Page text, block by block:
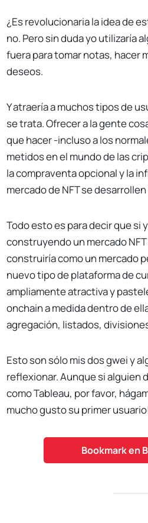
¿Es revolucionaria la idea de
no. Pero sin duda yo utilizaría
fuera para tomar notas, hacer
deseos.
Y atraería a muchos tipos de
se trata. Ofrecer a la gente
que hacer -incluso a los
metidos en el mundo de las
la compraventa opcional y la
mercado de NFT se
Todo esto es para decir que si
construyendo un mercado
construiría como un mercado
nuevo tipo de plataforma de
ampliamente atractiva y
onchain a medida dentro de
agregación, listados,
Esto son sólo mis dos gwei y
reflexionar. Aunque si alguien
como Tableau, por favor,
mucho gusto su primer
Bookmark en